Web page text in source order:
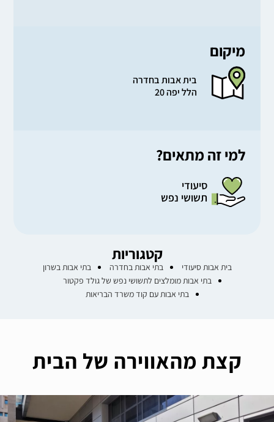
מיקום
בית אבות בחדרה
הלל יפה 20
למי זה מתאים?
סיעודי
תשושי נפש
קטגוריות
בית אבות סיעודי בתי אבות בחדרה
בתי אבות בשרון
בתי אבות מומלצים לתשושי נפש של גולד פקטור
בתי אבות עם קוד משרד הבריאות
קצת מהאווירה של הבית